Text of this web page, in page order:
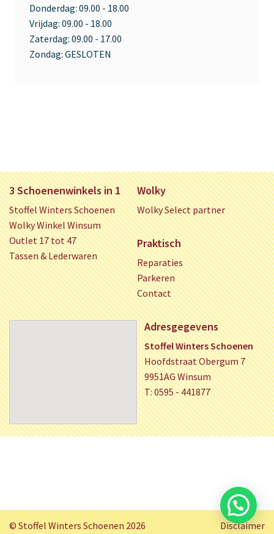
Donderdag: 09.00 - 18.00
Vrijdag: 09.00 - 18.00
Zaterdag: 09.00 - 17.00
Zondag: GESLOTEN
3 Schoenenwinkels in 1
Stoffel Winters Schoenen
Wolky Winkel Winsum
Outlet 17 tot 47
Tassen & Lederwaren
Wolky
Wolky Select partner
Praktisch
Reparaties
Parkeren
Contact
Adresgegevens
Stoffel Winters Schoenen
Hoofdstraat Obergum 7
9951AG Winsum
T: 0595 - 441877
© Stoffel Winters Schoenen 2026 Disclaimer